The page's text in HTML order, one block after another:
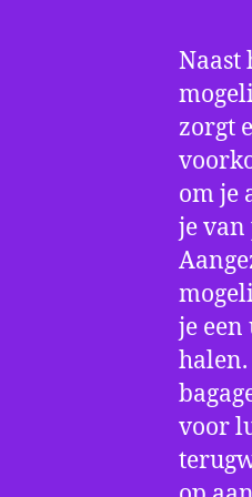
Naast
zorgt
om je
je van
je een
voor